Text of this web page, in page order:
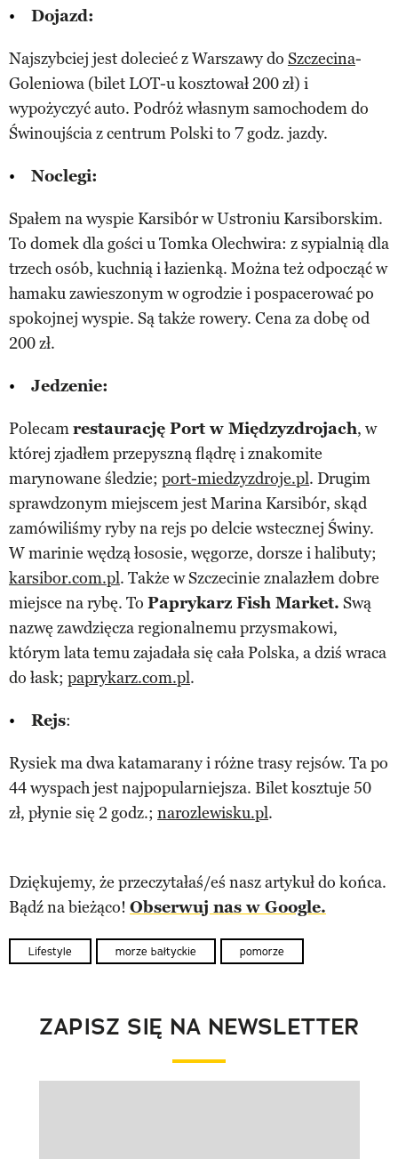
Dojazd:
Najszybciej jest dolecieć z Warszawy do Szczecina-
Goleniowa (bilet LOT-u kosztował 200 zł) i
wypożyczyć auto. Podróż własnym samochodem do
Świnoujścia z centrum Polski to 7 godz. jazdy.
Noclegi:
Spałem na wyspie Karsibór w Ustroniu Karsiborskim.
To domek dla gości u Tomka Olechwira: z sypialnią dla
trzech osób, kuchnią i łazienką. Można też odpocząć w
hamaku zawieszonym w ogrodzie i pospacerować po
spokojnej wyspie. Są także rowery. Cena za dobę od
200 zł.
Jedzenie:
Polecamrestaurację Port w Międzyzdrojach, w
której zjadłem przepyszną flądrę i znakomite
marynowane śledzie; port-miedzyzdroje.pl. Drugim
sprawdzonym miejscem jest Marina Karsibór, skąd
zamówiliśmy ryby na rejs po delcie wstecznej Świny.
W marinie wędzą łososie, węgorze, dorsze i halibuty;
karsibor.com.pl. Także w Szczecinie znalazłem dobre
miejsce na rybę. To Paprykarz Fish Market. Swą
nazwę zawdzięcza regionalnemu przysmakowi,
którym lata temu zajadała się cała Polska, a dziś wraca
do łask; paprykarz.com.pl.
Rejs:
Rysiek ma dwa katamarany i różne trasy rejsów. Ta po
44 wyspach jest najpopularniejsza. Bilet kosztuje 50
zł, płynie się 2 godz.; narozlewisku.pl.
Dziękujemy, że przeczytałaś/eś nasz artykuł do końca.
Bądź na bieżąco! Obserwuj nas w Google.
Lifestyle morze bałtyckie pomorze
ZAPISZ SIĘ NA NEWSLETTER